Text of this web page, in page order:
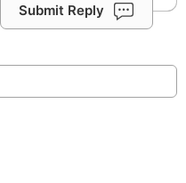
Submit Reply